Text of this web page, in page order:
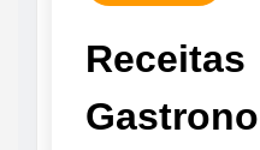
Receitas